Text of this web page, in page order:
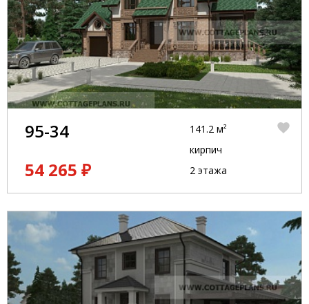
95-34
54 265 ₽
141.2 м²
кирпич
2 этажа